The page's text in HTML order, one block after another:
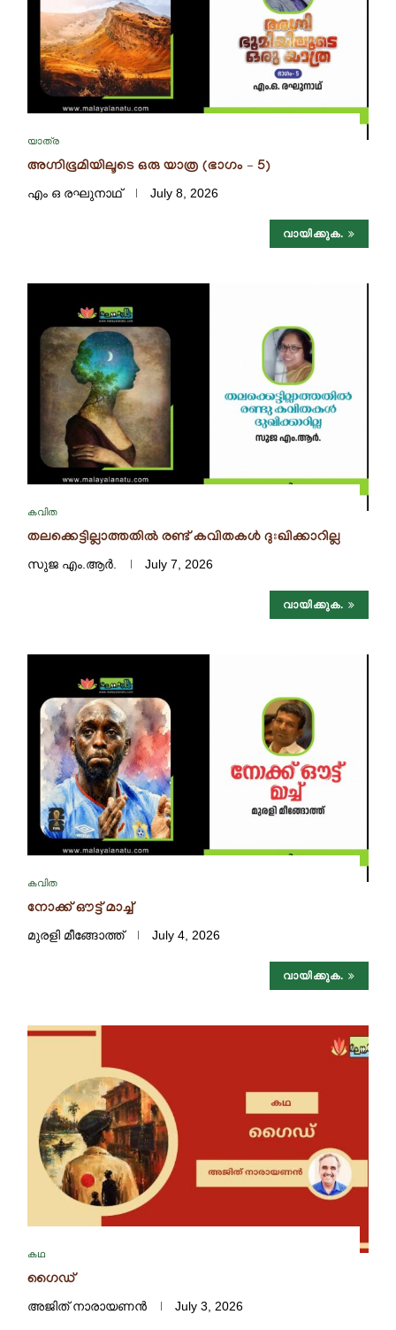
യാത്ര
അഗ്നിഭൂമിയിലൂടെ ഒരു യാത്ര (ഭാഗം – 5)
എം ഒ രഘുനാഥ്‌ July 8, 2026
വായിക്കുക.
കവിത
തലക്കെട്ടില്ലാത്തതിൽ രണ്ട് കവിതകൾ ദുഃഖിക്കാറില്ല
സുജ എം.ആർ. July 7, 2026
വായിക്കുക.
കവിത
നോക്ക് ഔട്ട് മാച്ച്
മുരളി മീങ്ങോത്ത് July 4, 2026
വായിക്കുക.
കഥ
ഗൈഡ്
അജിത് നാരായണന്‍ July 3, 2026